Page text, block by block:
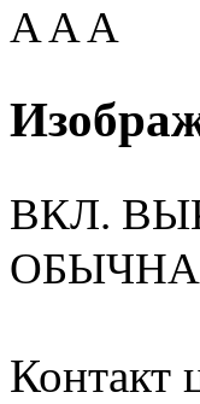
AAA
ВКЛ.
Контакт